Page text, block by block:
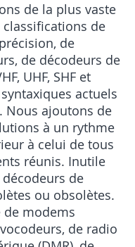
de la plus vaste
de
de
de décodeurs de
UHF, SHF et
actuels
Nous ajoutons de
à un rythme
à celui de tous
réunis. Inutile
de
ou obsolètes.
de modems
de radio